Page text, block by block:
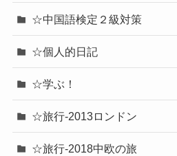
☆中国語検定２級対策
☆個人的日記
☆学ぶ！
☆旅行-2013ロンドン
☆旅行-2018中欧の旅